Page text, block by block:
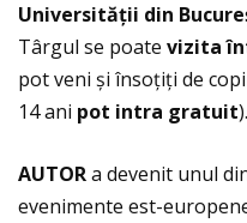
Universităţii din Bucure
Târgul se poate vizita î
pot veni și însoţiţi de
14 ani pot intra gratuit).
AUTORa devenit unul
evenimente est-